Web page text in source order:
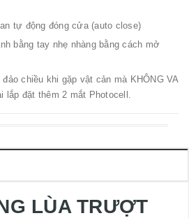
tự động đóng cửa (auto close)
bằng tay nhẹ nhàng bằng cách mở
chiều khi gặp vật cản mà KHÔNG VA
lắp đặt thêm 2 mắt Photocell.
LÙA TRƯỢT